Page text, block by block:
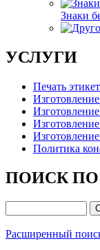
Знаки
УСЛУГИ
Печать
Политика
ПОИСК
Расширенный